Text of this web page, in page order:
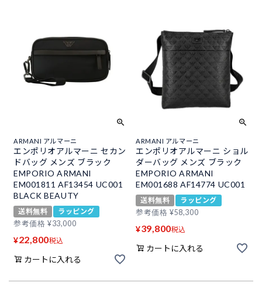
ARMANI アルマーニ
エンポリオアルマーニ セカン
ドバッグ メンズ ブラック
EMPORIO ARMANI
EM001811 AF13454 UC001
BLACK BEAUTY
送料無料
ラッピング
参考価格 ¥33,000
¥22,800税込
カートに入れる
ARMANI アルマーニ
エンポリオアルマーニ ショル
ダーバッグ メンズ ブラック
EMPORIO ARMANI
EM001688 AF14774 UC001
送料無料
ラッピング
参考価格 ¥58,300
¥39,800税込
カートに入れる